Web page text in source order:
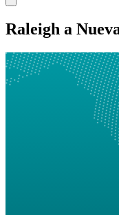
Raleigh a